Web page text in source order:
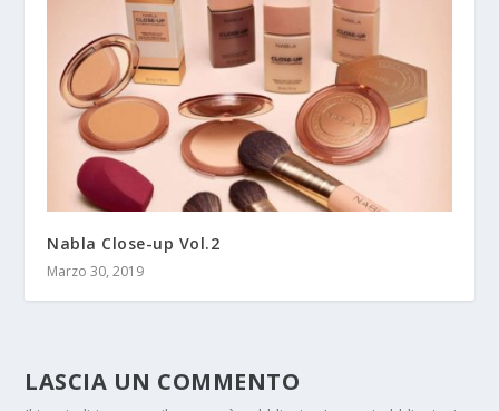
Nabla Close-up Vol.2
Marzo 30, 2019
LASCIA UN COMMENTO